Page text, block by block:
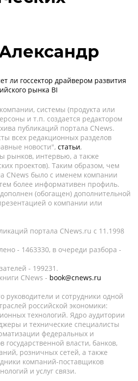
ли госсектор драйвером развития
рынка BI
системы (продукта или
и т.п. создается редактором
публикаций портала CNews.
всех редакционных разделов
новости", статьи,
рынков, интервью, а также
проектов). Таким образом, чем
CNews было с именем компании
более информативен профиль.
(обогащен) дополнительной
о компании или
портала CNews.ru c 11.1998
- 1463330, в очереди разбора -
- 199231.
CNews - book@cnews.ru
руководители и сотрудники одной
российской экономики:
технологий. Ядро аудитории
и технические специалисты
федеральных и
государственной власти, банков,
розничных сетей, а также
компаний-поставщиков
и услуг связи.